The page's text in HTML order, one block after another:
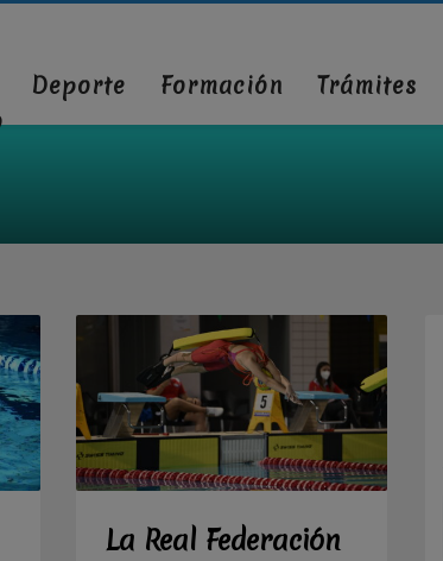
Deporte Formación Trámites
La Real Federación